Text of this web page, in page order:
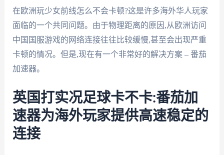
在欧洲玩少女前线怎么不会卡顿?这是许多海外华人玩家
面临的一个共同问题。由于物理距离的原因,从欧洲访问
中国国服游戏的网络连接往往比较缓慢,甚至会出现严重
卡顿的情况。但是,现在有一个非常好的解决方案 – 番茄
加速器。
英国打实况足球卡不卡:番茄加
速器为海外玩家提供高速稳定的
连接